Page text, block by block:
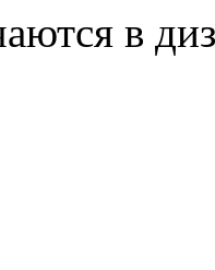
в